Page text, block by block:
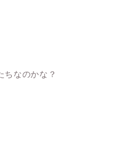
ちなのかな？